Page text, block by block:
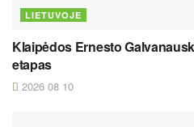
LIETUVOJE
Klaipėdos Ernesto
etapas
2026 08 10